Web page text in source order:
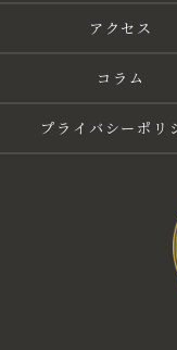
アクセス
コラム
プライバシーポリ